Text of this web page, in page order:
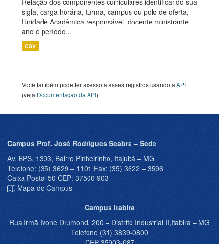
Relação dos componentes curriculares identificando sua
sigla, carga horária, turma, campus ou polo de oferta,
Unidade Acadêmica responsável, docente ministrante,
ano e período...
CSV
Você também pode ter acesso a esses registros usando a API
(veja Documentação da API).
Campus Prof. José Rodrigues Seabra – Sede
Av. BPS, 1303, Bairro Pinheirinho, Itajubá – MG
Telefone: (35) 3629 – 1101 Fax: (35) 3622 – 3596
Caixa Postal 50 CEP: 37500 903
Mapa do Campus
Campus Itabira
Rua Irmã Ivone Drumond, 200 – Distrito Industrial II,Itabira – MG
Telefone (31) 3839-0800
CEP 35903-087